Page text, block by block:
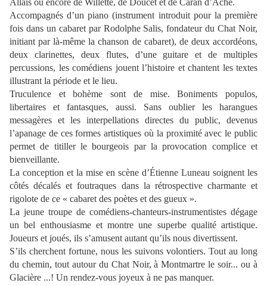
Allais ou encore de Willette, de Doucet et de Caran d’Ache.
Accompagnés d’un piano (instrument introduit pour la première
fois dans un cabaret par Rodolphe Salis, fondateur du Chat Noir,
initiant par là-même la chanson de cabaret), de deux accordéons,
deux clarinettes, deux flutes, d’une guitare et de multiples
percussions, les comédiens jouent l’histoire et chantent les textes
illustrant la période et le lieu.
Truculence et bohème sont de mise. Boniments populos,
libertaires et fantasques, aussi. Sans oublier les harangues
messagères et les interpellations directes du public, devenus
l’apanage de ces formes artistiques où la proximité avec le public
permet de titiller le bourgeois par la provocation complice et
bienveillante.
La conception et la mise en scène d’Étienne Luneau soignent les
côtés décalés et foutraques dans la rétrospective charmante et
rigolote de ce « cabaret des poètes et des gueux ».
La jeune troupe de comédiens-chanteurs-instrumentistes dégage
un bel enthousiasme et montre une superbe qualité artistique.
Joueurs et joués, ils s’amusent autant qu’ils nous divertissent.
S’ils cherchent fortune, nous les suivons volontiers. Tout au long
du chemin, tout autour du Chat Noir, à Montmartre le soir... ou à
Glacière ...! Un rendez-vous joyeux à ne pas manquer.